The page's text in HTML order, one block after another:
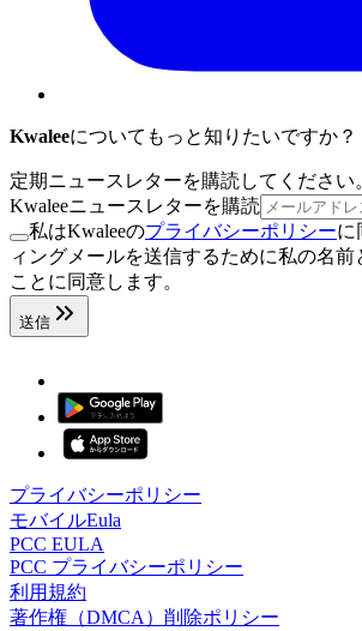
Kwaleeについてもっと知りたいですか？
定期ニュースレターを購読してください
Kwaleeニュースレターを購読
私はKwaleeのプライバシーポリシーに
ィングメールを送信するために私の名前
ことに同意します。
送信
プライバシーポリシー
モバイルEula
PCC EULA
PCC プライバシーポリシー
利用規約
著作権（DMCA）削除ポリシー